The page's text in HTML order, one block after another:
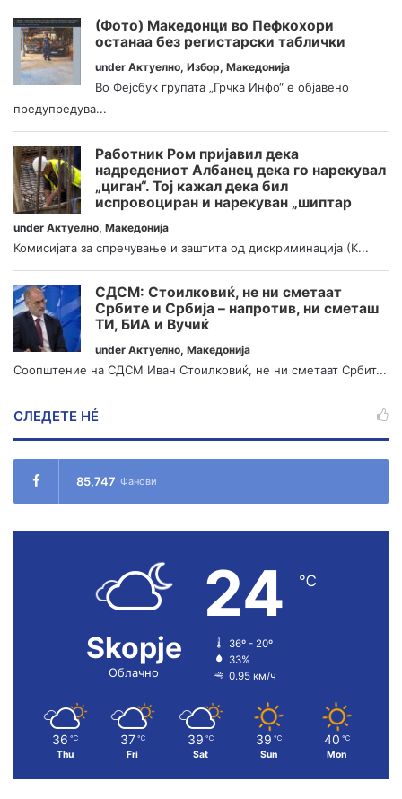
(Фото) Македонци во Пефкохори
останаа без регистарски таблички
under Актуелно, Избор, Македонија
Во Фејсбук групата „Грчка Инфо“ е објавено
предупредува...
Работник Ром пријавил дека
надредениот Албанец дека го нарекувал
„циган“. Тој кажал дека бил
испровоциран и нарекуван „шиптар
under Актуелно, Македонија
Комисијата за спречување и заштита од дискриминација (К...
СДСМ: Стоилковиќ, не ни сметаат
Србите и Србија – напротив, ни сметаш
ТИ, БИА и Вучиќ
under Актуелно, Македонија
Соопштение на СДСМ Иван Стоилковиќ, не ни сметаат Србит...
СЛЕДЕТЕ НÉ
85,747 Фанови
Skopje
Облачно
24 ℃
36º - 20º
33%
0.95 км/ч
36 ℃
Thu
37 ℃
Fri
39 ℃
Sat
39 ℃
Sun
40 ℃
Mon